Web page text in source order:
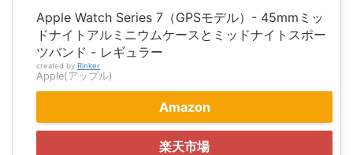
Apple Watch Series 7（GPSモデル）- 45mmミッ
ドナイトアルミニウムケースとミッドナイトスポー
ツバンド - レギュラー
created by Rinker
Apple(アップル)
Amazon
楽天市場